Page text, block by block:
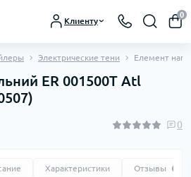
Клиенту
0
Электрические тени Елемент
ER 001500Т Atl
0
Характеристики Отзывы